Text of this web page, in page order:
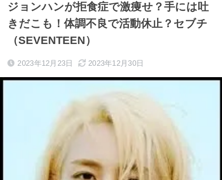
ジョンハンが拒食症で激痩せ？手には吐
きだこも！体調不良で活動休止？セブチ
（SEVENTEEN）
2023年12月23日 2023年12月30日